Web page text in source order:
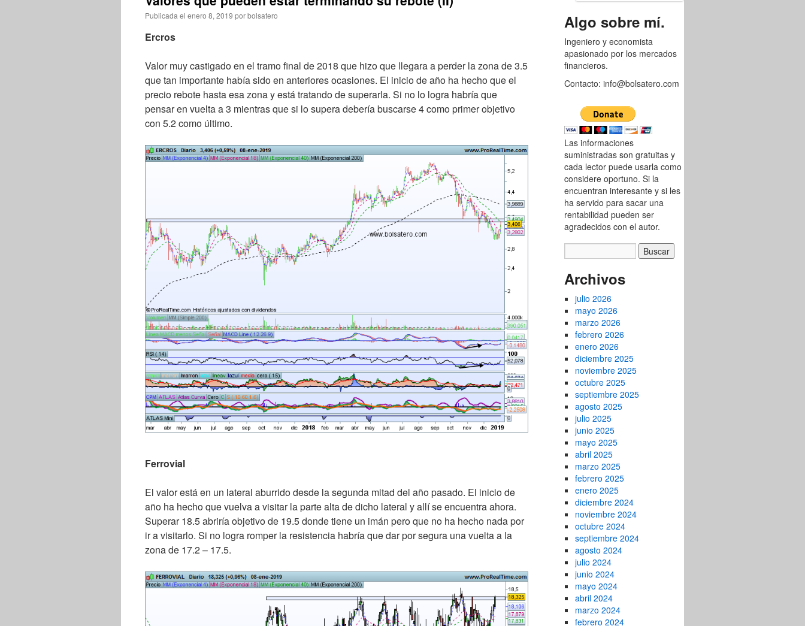
Publicada el enero 8, 2019 porbolsatero
Ercros
Valor muy castigado en el tramo final de 2018 que hizo que llegara a perder la zona de 3.5
que tan importante había sido en anteriores ocasiones. El inicio de año ha hecho que el
precio rebote hasta esa zona y está tratando de superarla. Si no lo logra habría que
pensar en vuelta a 3 mientras que si lo supera debería buscarse 4 como primer objetivo
con 5.2 como último.
Ferrovial
El valor está en un lateral aburrido desde la segunda mitad del año pasado. El inicio de
año ha hecho que vuelva a visitar la parte alta de dicho lateral y allí se encuentra ahora.
Superar 18.5 abriría objetivo de 19.5 donde tiene un imán pero que no ha hecho nada por
ir a visitarlo. Si no logra romper la resistencia habría que dar por segura una vuelta a la
zona de 17.2 – 17.5.
Algo sobre mí.
Ingeniero y economista
apasionado por los mercados
financieros.
Contacto: info@bolsatero.com
Las informaciones
suministradas son gratuitas y
cada lector puede usarla como
considere oportuno. Si la
encuentran interesante y si les
ha servido para sacar una
rentabilidad pueden ser
agradecidos con el autor.
Archivos
julio 2026
mayo 2026
marzo 2026
febrero 2026
enero 2026
diciembre 2025
noviembre 2025
octubre 2025
septiembre 2025
agosto 2025
julio 2025
junio 2025
mayo 2025
abril 2025
marzo 2025
febrero 2025
enero 2025
diciembre 2024
noviembre 2024
octubre 2024
septiembre 2024
agosto 2024
julio 2024
junio 2024
mayo 2024
abril 2024
marzo 2024
febrero 2024